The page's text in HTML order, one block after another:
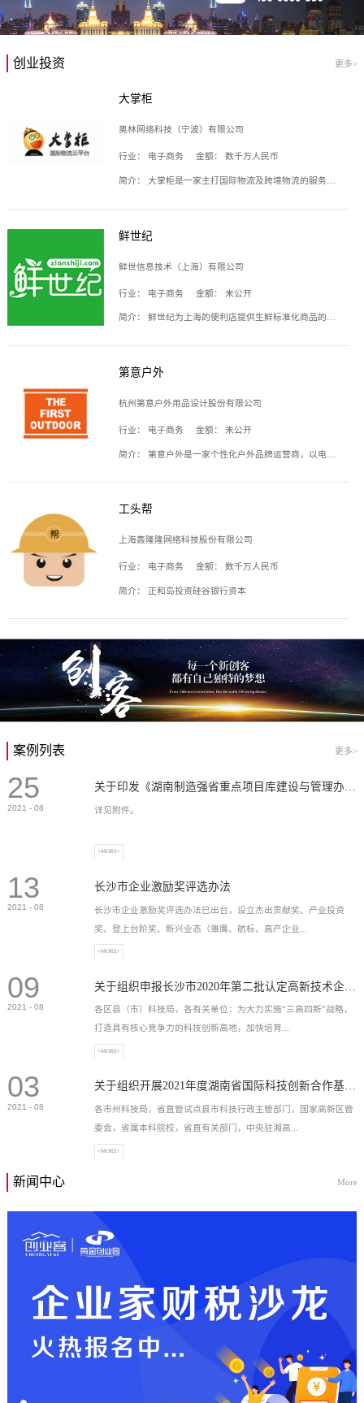
创业投资 更多>
大掌柜
奥林网络科技（宁波）有限公司
行业： 电子商务 金额： 数千万人民币
简介： 大掌柜是一家主打国际物流及跨境物流的服务云平台，致力于帮助全球国际物流企业在互联网上建立自己的平台，核心产品包括运价通、生意通、业务通、订舱通、招财通等，奥林网络科技（宁波）有限公司旗下产品。
鲜世纪
鲜世信息技术（上海）有限公司
行业： 电子商务 金额： 未公开
简介： 鲜世纪为上海的便利店提供生鲜标准化商品的供应链服务，帮商家解决生鲜采购、运营问题，帮助商家销售。平台提供的商品覆盖果蔬肉类、常温与低温奶制品、冷冻食品、零食饮料、粮油副食、居家洗护等多个品类，上架SKU3000余个。公司建立了近万平方米的仓储场地和物流配送体系，为合作商家提供快速配送服务。
第意户外
杭州第意户外用品设计股份有限公司
行业： 电子商务 金额： 未公开
简介： 第意户外是一家个性化户外品牌运营商，以电子商务为主要载体，主要从事户外产品的设计、生产、销售业务，产品包含冲锋衣、户外鞋、户外背包等。
工头帮
上海轰隆隆网络科技股份有限公司
行业： 电子商务 金额： 数千万人民币
简介： 正和岛投资硅谷银行资本
案例列表 更多>
25
2021 - 08 详见附件。
+MORE+
13
2021 - 08
长沙市企业激励奖评选办法
长沙市企业激励奖评选办法已出台，设立杰出贡献奖、产业投资
奖、登上台阶奖、新兴业态（雏鹰、航标、高产企业...
）奖等，最高奖励2...
+MORE+
09
2021 - 08
各区县（市）科技局，各有关单位：为大力实施“三高四新”战略，
打造具有核心竞争力的科技创新高地，加快培育...
高新技术企业，充分...
+MORE+
03
2021 - 08
关于组织开展2021年度湖南省国际科技创新合作基地申报工作的通知
各市州科技局，省直管试点县市科技行政主管部门，国家高新区管
委会，省属本科院校，省直有关部门，中央驻湘高...
+MORE+
新闻中心 More